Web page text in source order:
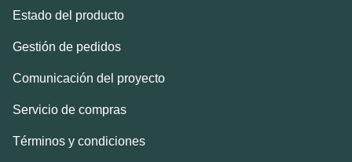
Estado del producto
Gestión de pedidos
Comunicación del proyecto
Servicio de compras
Términos y condiciones